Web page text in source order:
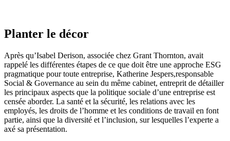
Planter le décor
Après qu’Isabel Derison, associée chez Grant Thornton, avait
rappelé les différentes étapes de ce que doit être une approche ESG
pragmatique pour toute entreprise, Katherine Jespers,responsable
Social & Governance au sein du même cabinet, entreprit de détailler
les principaux aspects que la politique sociale d’une entreprise est
censée aborder. La santé et la sécurité, les relations avec les
employés, les droits de l’homme et les conditions de travail en font
partie, ainsi que la diversité et l’inclusion, sur lesquelles l’experte a
axé sa présentation.